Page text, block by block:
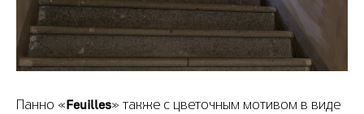
Панно «Feuilles» также с цветочным мотивом в виде